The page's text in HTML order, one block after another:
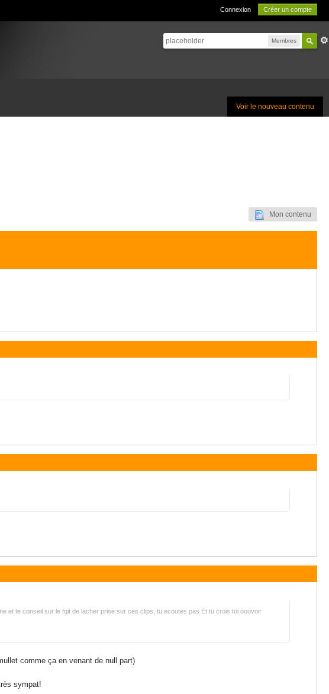
Connexion Créer un compte
Membres
Voir le nouveau contenu
Mon contenu
et te conseil sur le fqit de lacher prise sur ces clips, tu ecoutes pas Et tu crois toi oouvoir
comme ça en venant de null part)
sympat!